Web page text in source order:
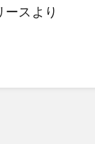
スより